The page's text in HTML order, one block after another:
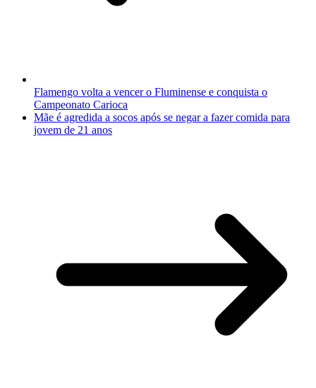
Flamengo volta a vencer o Fluminense e conquista o
Campeonato Carioca
Mãe é agredida a socos após se negar a fazer comida para
jovem de 21 anos